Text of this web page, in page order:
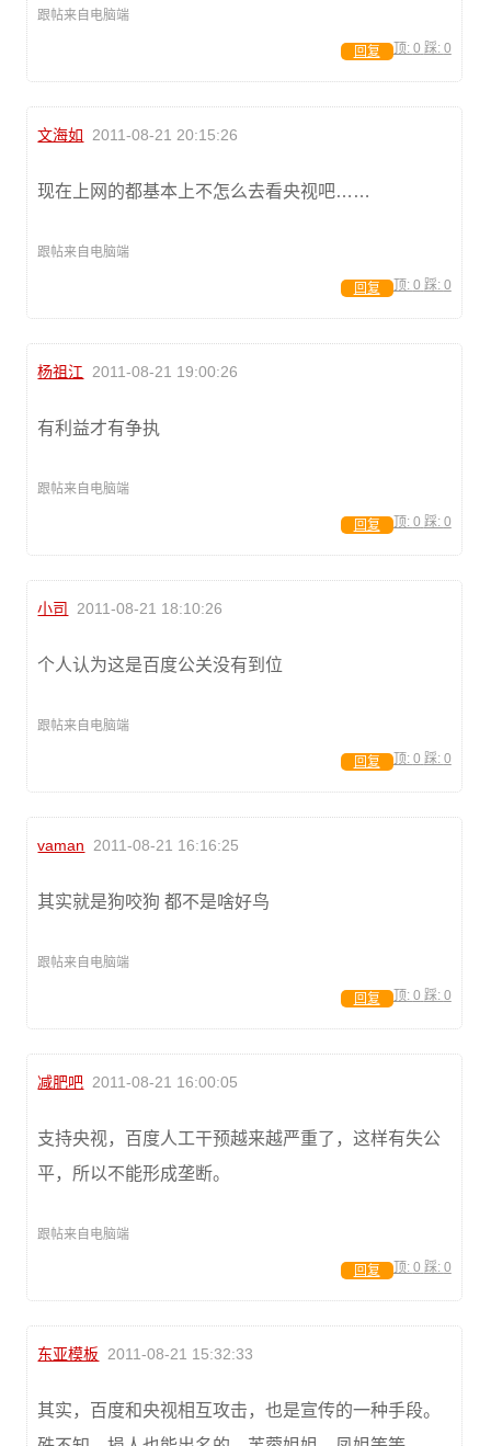
跟帖来自电脑端
顶: 0 踩: 0
回复
文海如 2011-08-21 20:15:26
现在上网的都基本上不怎么去看央视吧……
跟帖来自电脑端
顶: 0 踩: 0
回复
杨祖江 2011-08-21 19:00:26
有利益才有争执
跟帖来自电脑端
顶: 0 踩: 0
回复
小司 2011-08-21 18:10:26
个人认为这是百度公关没有到位
跟帖来自电脑端
顶: 0 踩: 0
回复
vaman 2011-08-21 16:16:25
其实就是狗咬狗 都不是啥好鸟
跟帖来自电脑端
顶: 0 踩: 0
回复
减肥吧 2011-08-21 16:00:05
支持央视，百度人工干预越来越严重了，这样有失公
平，所以不能形成垄断。
跟帖来自电脑端
顶: 0 踩: 0
回复
东亚模板 2011-08-21 15:32:33
其实，百度和央视相互攻击，也是宣传的一种手段。